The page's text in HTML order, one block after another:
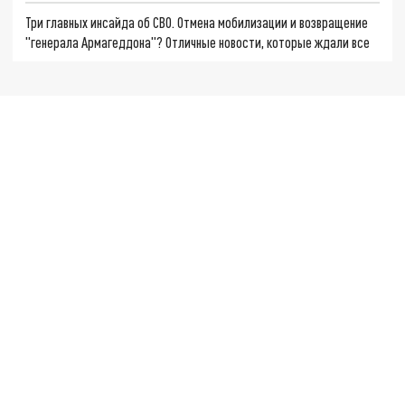
Три главных инсайда об СВО. Отмена мобилизации и возвращение
"генерала Армагеддона"? Отличные новости, которые ждали все